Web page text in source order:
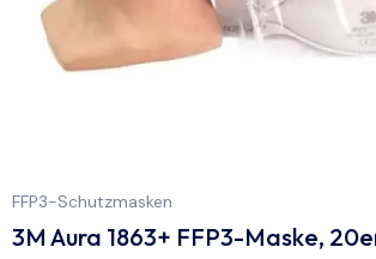
FFP3-Schutzmasken
3M Aura 1863+ FFP3-Maske,